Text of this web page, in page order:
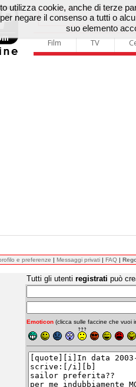
Film TV
e preferenze | Messaggi privati | FAQ |
Tutti gli utenti registrati può
Emoticon (clicca sulle faccine che vuoi
utilizza cookie, anche di terze
negare il consenso a tutti o
suo elemento